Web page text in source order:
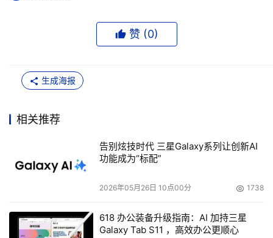
赞 (0)
生成海报
相关推荐
告别炫技时代 三星Galaxy系列让创新AI
功能成为“标配”
2026年05月26日 10点00分 1738
618 办公装备升级指南：AI 加持三星
Galaxy Tab S11 ，高效办公更顺心